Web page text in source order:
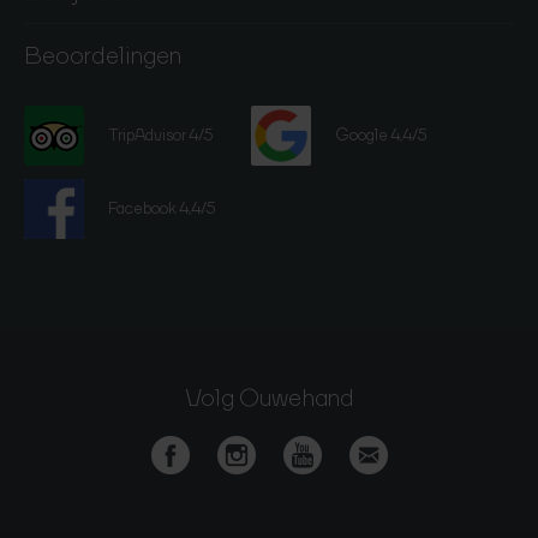
Beoordelingen
TripAdvisor 4/5 Google 4,4/5
Facebook 4,4/5
Volg Ouwehand